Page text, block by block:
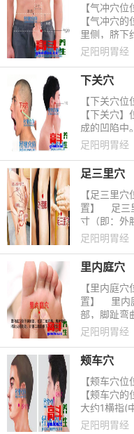
【气冲穴
【气冲穴
里侧，脐下
一根跳动的
足阳明胃经
下关穴
【下关穴
【下关穴
成的凹陷
指、中指并
足阳明胃经
足三里穴
【足三里
置】 足三
寸（即：外
骨前肌上
足阳明胃经
里内庭穴
【里内庭
置】 里内
部，脚趾弯
米处。
足阳明胃经
颊车穴
【颊车穴
【颊车穴
大约1横指(
肌隆起最高
足阳明胃经